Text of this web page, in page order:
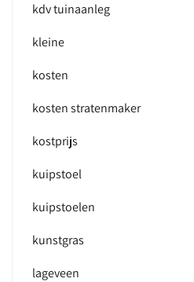
kdv tuinaanleg
kleine
kosten
kosten stratenmaker
kostprijs
kuipstoel
kuipstoelen
kunstgras
lageveen